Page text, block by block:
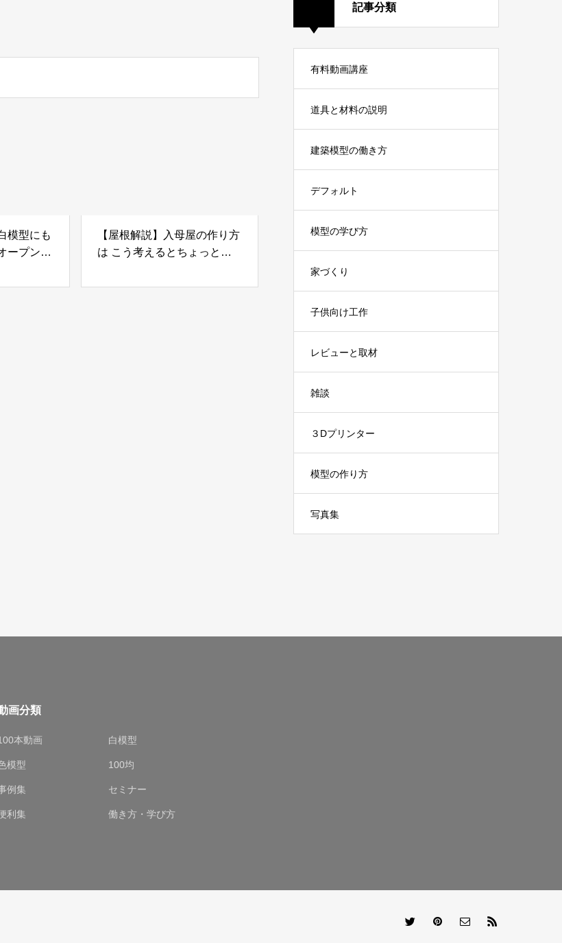
模型にも
ープンな
【屋根解説】入母屋の作り方
は こう考えるとちょっと簡
記事分類
有料動画講座
道具と材料の説明
建築模型の働き方
デフォルト
模型の学び方
家づくり
子供向け工作
レビューと取材
雑談
３Dプリンター
模型の作り方
写真集
画分類
本動画 白模型
模型 100均
例集 セミナー
利集 働き方・学び方